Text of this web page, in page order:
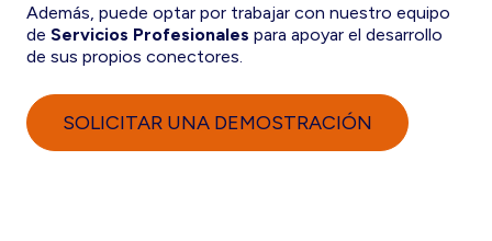
Además, puede optar por trabajar con nuestro equipo
de Servicios Profesionales para apoyar el desarrollo
de sus propios conectores.
SOLICITAR UNA DEMOSTRACIÓN